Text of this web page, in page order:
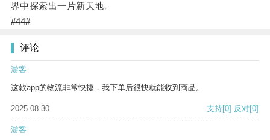
界中探索出一片新天地。
#44#
评论
游客
这款app的物流非常快捷，我下单后很快就能收到商品。
2025-08-30 支持[0] 反对[0]
游客